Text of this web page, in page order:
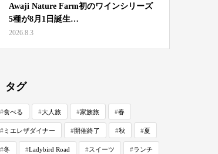
Awaji Nature Farm初のワインシリーズ
5種が8月1日誕生…
2026.8.3
タグ
食べる 大人旅 家族旅 春
ミエレザダイナー 開催終了 秋 夏
冬 Ladybird Road スイーツ ランチ